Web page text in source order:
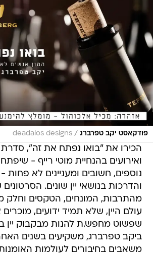
פודקאסט יקב טפרברג /
deadalos designs
הכירו את "בואו נפתח את זה",
ואירועים בהנחיית מוטי רייף -
נוספים, חשובים ומעניינים לא פחות
והדרכות בנושאי יין שונים.
מהתרבות, המונחים, הטקסים
עולם היין, שלא תמיד ידועים,
שפשוט מחפש.ת להנות מבקבוק יין
ביקב טפרברג, משקיעים בשנים
משאבים בחיבורים לעולמות